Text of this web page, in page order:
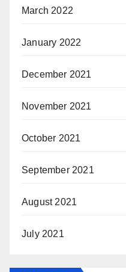
March 2022
January 2022
December 2021
November 2021
October 2021
September 2021
August 2021
July 2021